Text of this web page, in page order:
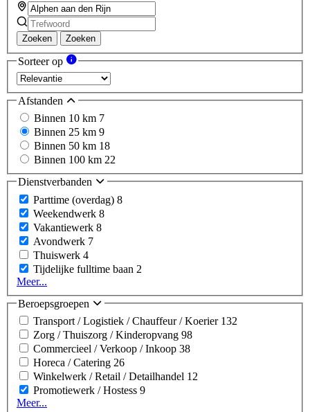
Zoeken Zoeken
Sorteer op
Afstanden
Binnen 10 km 7
Binnen 25 km 9
Binnen 50 km 18
Binnen 100 km 22
Dienstverbanden
Parttime (overdag) 8
Weekendwerk 8
Vakantiewerk 8
Avondwerk 7
Thuiswerk 4
Tijdelijke fulltime baan 2
Meer...
Beroepsgroepen
Transport / Logistiek / Chauffeur / Koerier 132
Zorg / Thuiszorg / Kinderopvang 98
Commercieel / Verkoop / Inkoop 38
Horeca / Catering 26
Winkelwerk / Retail / Detailhandel 12
Promotiewerk / Hostess 9
Meer...